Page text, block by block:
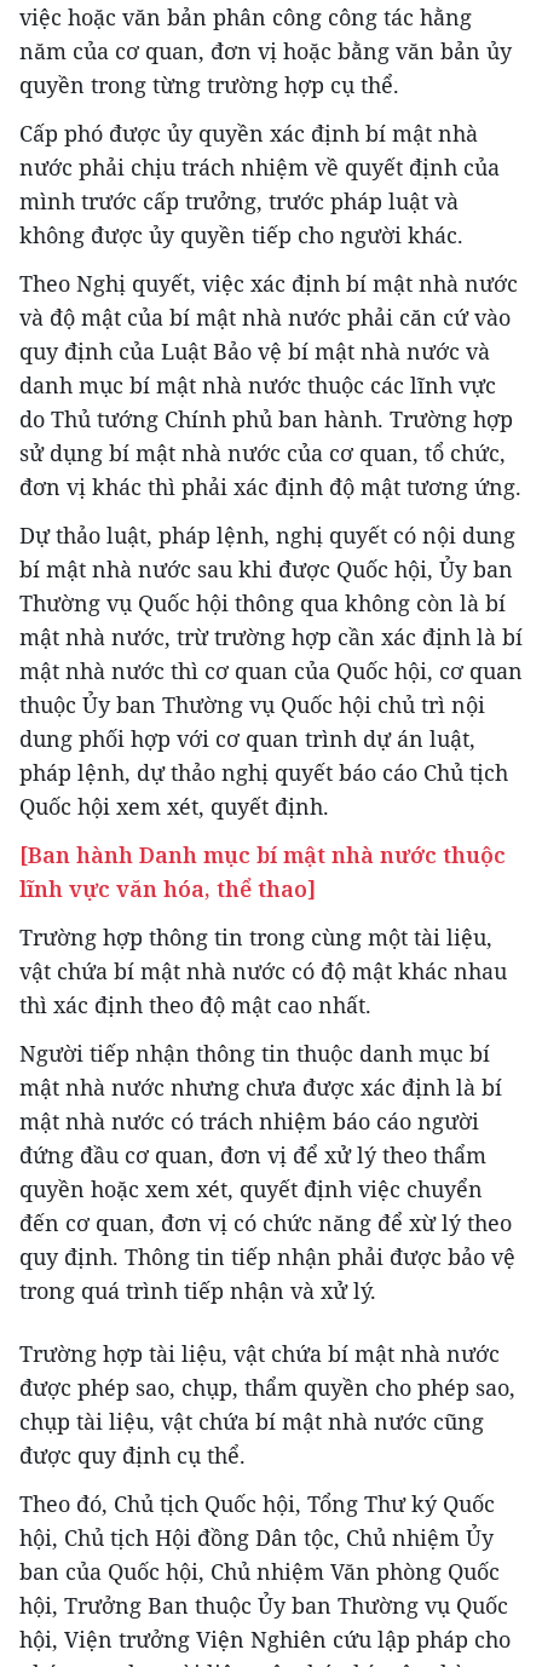
việc hoặc văn bản phân công công tác hằng
năm của cơ quan, đơn vị hoặc bằng văn bản ủy
quyền trong từng trường hợp cụ thể.
Cấp phó được ủy quyền xác định bí mật nhà
nước phải chịu trách nhiệm về quyết định của
mình trước cấp trưởng, trước pháp luật và
không được ủy quyền tiếp cho người khác.
Theo Nghị quyết, việc xác định bí mật nhà nước
và độ mật của bí mật nhà nước phải căn cứ vào
quy định của Luật Bảo vệ bí mật nhà nước và
danh mục bí mật nhà nước thuộc các lĩnh vực
do Thủ tướng Chính phủ ban hành. Trường hợp
sử dụng bí mật nhà nước của cơ quan, tổ chức,
đơn vị khác thì phải xác định độ mật tương ứng.
Dự thảo luật, pháp lệnh, nghị quyết có nội dung
bí mật nhà nước sau khi được Quốc hội, Ủy ban
Thường vụ Quốc hội thông qua không còn là bí
mật nhà nước, trừ trường hợp cần xác định là bí
mật nhà nước thì cơ quan của Quốc hội, cơ quan
thuộc Ủy ban Thường vụ Quốc hội chủ trì nội
dung phối hợp với cơ quan trình dự án luật,
pháp lệnh, dự thảo nghị quyết báo cáo Chủ tịch
Quốc hội xem xét, quyết định.
[Ban hành Danh mục bí mật nhà nước thuộc
lĩnh vực văn hóa, thể thao]
Trường hợp thông tin trong cùng một tài liệu,
vật chứa bí mật nhà nước có độ mật khác nhau
thì xác định theo độ mật cao nhất.
Người tiếp nhận thông tin thuộc danh mục bí
mật nhà nước nhưng chưa được xác định là bí
mật nhà nước có trách nhiệm báo cáo người
đứng đầu cơ quan, đơn vị để xử lý theo thẩm
quyền hoặc xem xét, quyết định việc chuyển
đến cơ quan, đơn vị có chức năng để xừ lý theo
quy định. Thông tin tiếp nhận phải được bảo vệ
trong quá trình tiếp nhận và xử lý.
Trường hợp tài liệu, vật chứa bí mật nhà nước
được phép sao, chụp, thẩm quyền cho phép sao,
chụp tài liệu, vật chứa bí mật nhà nước cũng
được quy định cụ thể.
Theo đó, Chủ tịch Quốc hội, Tổng Thư ký Quốc
hội, Chủ tịch Hội đồng Dân tộc, Chủ nhiệm Ủy
ban của Quốc hội, Chủ nhiệm Văn phòng Quốc
hội, Trưởng Ban thuộc Ủy ban Thường vụ Quốc
hội, Viện trưởng Viện Nghiên cứu lập pháp cho